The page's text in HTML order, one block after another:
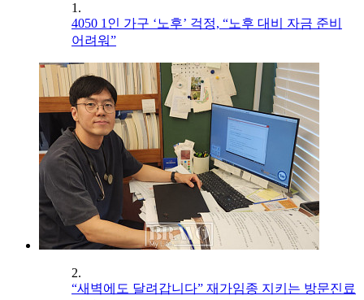
1.
4050 1인 가구 ‘노후’ 걱정, “노후 대비 자금 준비
어려워”
2.
“새벽에도 달려갑니다” 재가임종 지키는 방문진료